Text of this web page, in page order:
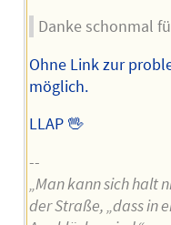
Danke schonmal
Ohne Link zur
möglich.
LLAP 🖖
--
„Man kann sich halt
der Straße, „dass in